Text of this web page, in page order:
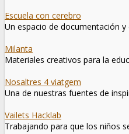
Escuela con cerebro
Un espacio de documentación
Milanta
Materiales creativos para la
Nosaltres 4 viatgem
Una de nuestras fuentes de
Vailets Hacklab
Trabajando para que los niños